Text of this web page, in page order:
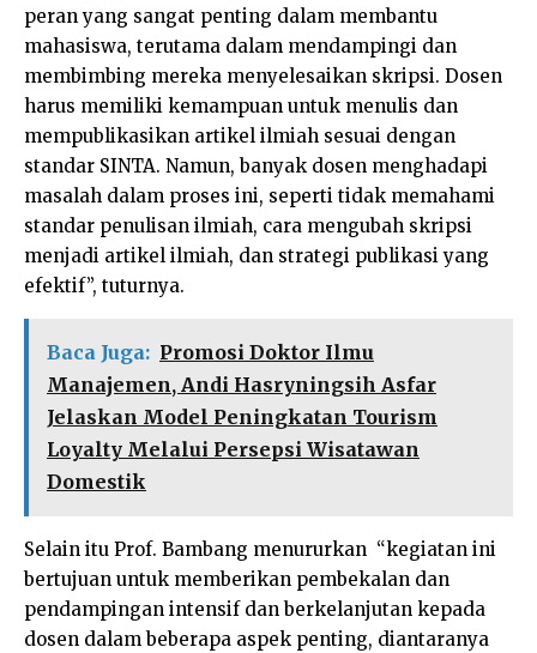
peran yang sangat penting dalam membantu
mahasiswa, terutama dalam mendampingi dan
membimbing mereka menyelesaikan skripsi. Dosen
harus memiliki kemampuan untuk menulis dan
mempublikasikan artikel ilmiah sesuai dengan
standar SINTA. Namun, banyak dosen menghadapi
masalah dalam proses ini, seperti tidak memahami
standar penulisan ilmiah, cara mengubah skripsi
menjadi artikel ilmiah, dan strategi publikasi yang
efektif”, tuturnya.
Baca Juga: Promosi Doktor Ilmu
Manajemen, Andi Hasryningsih Asfar
Jelaskan Model Peningkatan Tourism
Loyalty Melalui Persepsi Wisatawan
Domestik
Selain itu Prof. Bambang menururkan “kegiatan ini
bertujuan untuk memberikan pembekalan dan
pendampingan intensif dan berkelanjutan kepada
dosen dalam beberapa aspek penting, diantaranya